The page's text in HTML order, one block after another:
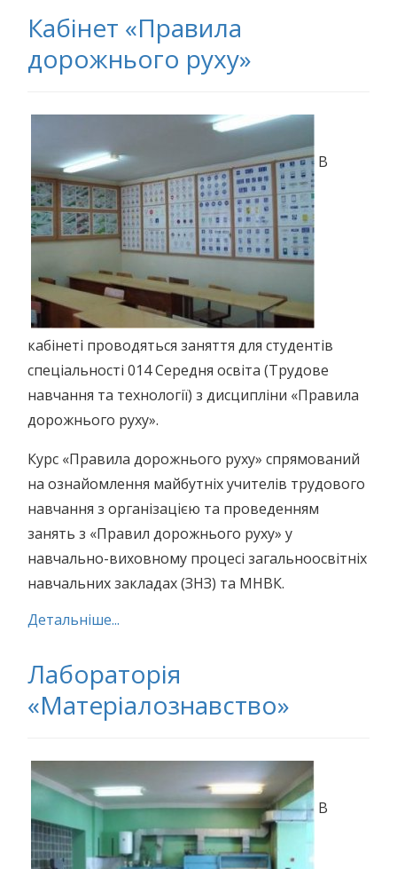
Кабінет «Правила
дорожнього руху»
В
кабінеті проводяться заняття для студентів
спеціальності 014 Середня освіта (Трудове
навчання та технології) з дисципліни «Правила
дорожнього руху».
Курс «Правила дорожнього руху» спрямований
на ознайомлення майбутніх учителів трудового
навчання з організацією та проведенням
занять з «Правил дорожнього руху» у
навчально-виховному процесі загальноосвітніх
навчальних закладах (ЗНЗ) та МНВК.
Детальніше...
Лабораторія
«Матеріалознавство»
В